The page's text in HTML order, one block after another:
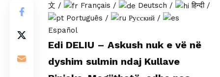
文 / Français / Deutsch / हिन्दी/
Português / Русский /
Español
Edi DELIU – Askush nuk e vë në
dyshim sulmin ndaj Kullave